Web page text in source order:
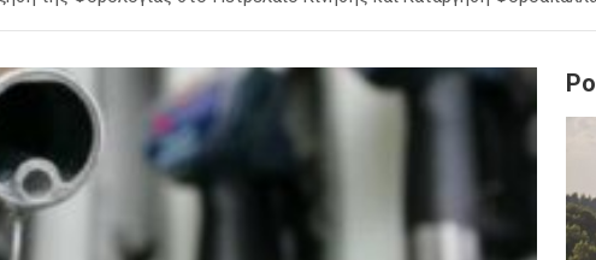
Η Αττική στο επίκεντρο με αυξημένα κρούσματα και έξι
Η Βαλέρια Χοψονίδου και ο Αντώνης Βλωτιδέλλης βάφτισαν τον